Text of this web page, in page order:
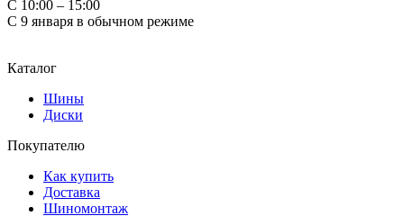
С 10:00 – 15:00
С 9 января в обычном режиме
Каталог
Шины
Диски
Покупателю
Как купить
Доставка
Шиномонтаж